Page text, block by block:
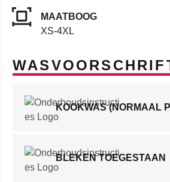
MAATBOOG
XS-4XL
KOOKWAS (NORMAAL
BLEKEN TOEGESTAAN